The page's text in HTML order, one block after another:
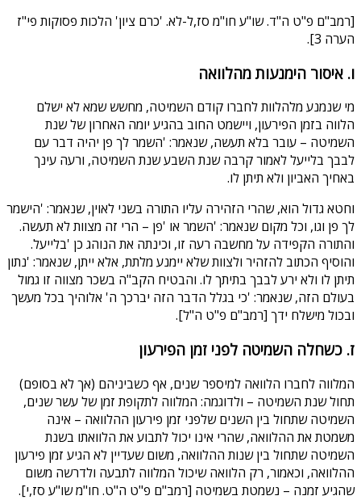
[רמב"ם פ"ט ה"ד. שו"ע חו"מ סז,ל-לא. 'כרם ציון' הלכות פסוקות פי"ז
הערה 3].
ו. איסור הימנעות מהלוואה
מי שנמנע מלהלוות לחברו קודם השמיטה, מחשש שמא לא ישלם
הלווה בזמן הפירעון, ויישמט החוב בהגיע יומה האחרון של שנת
השמיטה – עובר בלא תעשה, שנאמר: 'השמר לך פן יהיה דבר עם
לבבך בלייעל לאמור קרבה שנת השבע שנת השמיטה, ורעה עינך
באחיך האביון ולא תיתן לו.
וחטא גדול הוא, שהרי הזהירה עליו התורה בשני לאוין, שנאמר: 'הישמר
לך פן וגו, וכל מקום שנאמר: 'השמר או 'פן – הרי זה מצוות לא תעשה.
והתורה הקפידה על מחשבה רעה זו, וכינתה את הנוהג כן 'בלייעל.
והוסיף הכתוב להזהיר ולצוות שלא יימנע מלתת, אלא ייתן, שנאמר: 'נתון
תיתן לו ולא ירע לבבך בתיתך לו. והבטיח הקב"ה בשכר מצווה זו גמול
בעולם הזה, שנאמר: 'כי בגלל הדבר הזה יברכך ה' אלוהיך בכל מעשך
ובכול מישלח ידך [רמב"ם פ"ט ה"ל].
ז. כשחלה השמיטה לפני זמן הפירעון
המלווה לחברו הלוואה למיספר שנים, אף כשביניהם (אך לא בסופם)
תחול שנת השמיטה – ולדוגמה: המלווה לתקופת זמן של עשר שנים,
השמיטה שתחול בין השנים שלפני זמן פירעון ההלוואה – אינה
משמטת את ההלוואה, שהרי אינו יכול לתבוע את הלוואתו בשנת
השמיטה שתחול בין שנות ההלוואה, משום שעדיין לא הגיע זמן פירעון
ההלוואה, וכאמור, רק הלוואה שיכול המלווה לתבעה ולדרשה משום
שהגיע זמנה – נשמטת בשמיטה [רמב"ם פ"ט ה"ט. חו"מ שו"ע סז,י].